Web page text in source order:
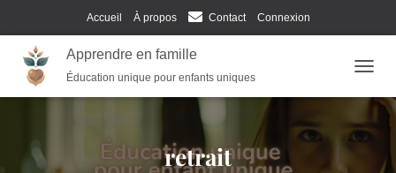
Accueil À propos Contact Connexion
Apprendre en famille
Éducation unique pour enfants uniques
retrait